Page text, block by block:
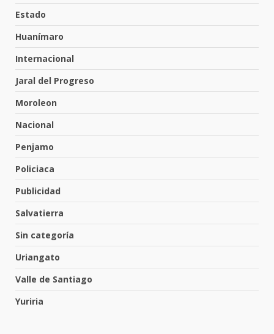
Estado
Huanímaro
Internacional
Jaral del Progreso
Moroleon
Nacional
Penjamo
Policiaca
Publicidad
Salvatierra
Sin categoría
Uriangato
Valle de Santiago
Yuriria
5
tabiquera
31 de julio de 2026
6
Emboscada a policías en Yuriria
31 de julio de 2026
7
30 de julio de 2026
1
El Pbro. Mario Alberto Pérez
parroquia de Guarapo
FISCALÍA GENERAL DEL ESTADO